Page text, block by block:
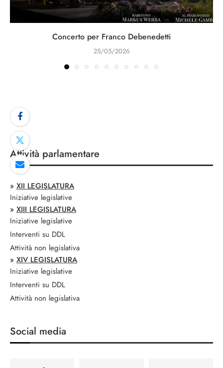
Concerto per Franco Debenedetti
25/05/2026
Attività parlamentare
» XII LEGISLATURA
Iniziative legislative
» XIII LEGISLATURA
Iniziative legislative
Interventi su DDL
Attività non legislativa
» XIV LEGISLATURA
Iniziative legislative
Interventi su DDL
Attività non legislativa
Social media